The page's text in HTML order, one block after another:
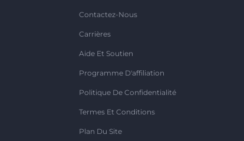
Contactez-Nous
Carrières
Aide Et Soutien
Programme D'affiliation
Politique De Confidentialité
Termes Et Conditions
Plan Du Site